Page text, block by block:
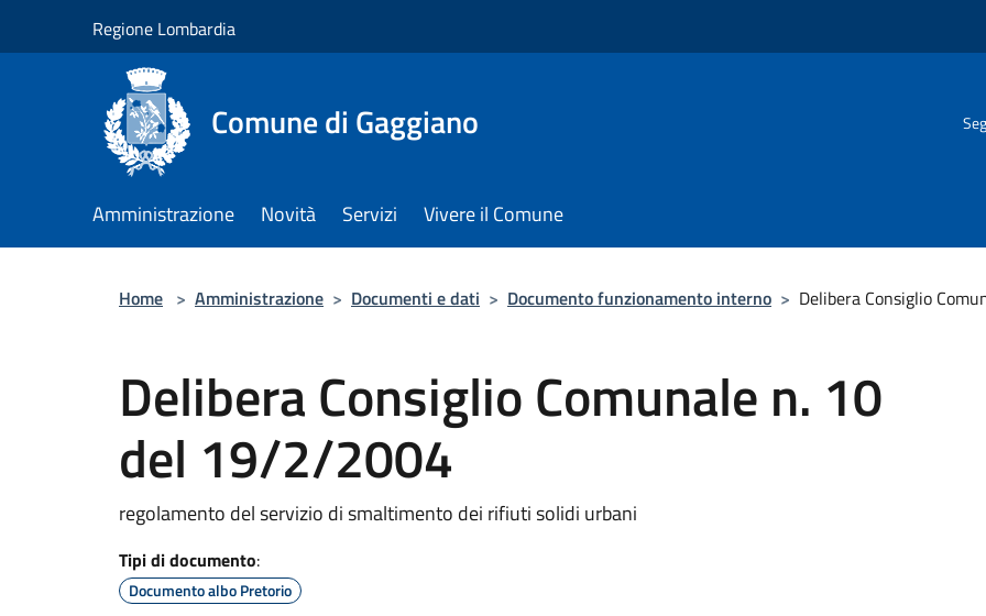
Regione Lombardia
Comune di Gaggiano
Amministrazione Novità Servizi Vivere il Comune
Home > Amministrazione > Documenti e dati > Documento funzionamento interno > Delibera Consiglio
Delibera Consiglio Comunale n. 10
del 19/2/2004
regolamento del servizio di smaltimento dei rifiuti solidi urbani
Tipi di documento:
Documento albo Pretorio